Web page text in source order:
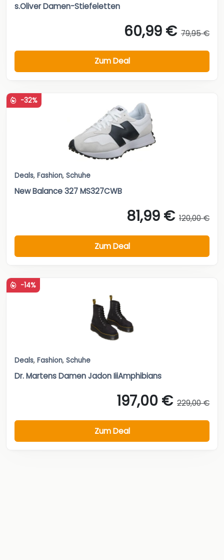
s.Oliver Damen-Stiefeletten
60,99 € 79,95 €
Zum Deal
-32%
Deals, Fashion, Schuhe
New Balance 327 MS327CWB
81,99 € 120,00 €
Zum Deal
-14%
Deals, Fashion, Schuhe
Dr. Martens Damen Jadon IiiAmphibians
197,00 € 229,00 €
Zum Deal